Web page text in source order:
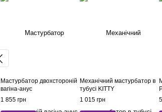
Мастурбатор двохстороній
вагіна-анус
1 855 грн
Механічний мастурбатор в
тубусі KITTY
1 015 грн